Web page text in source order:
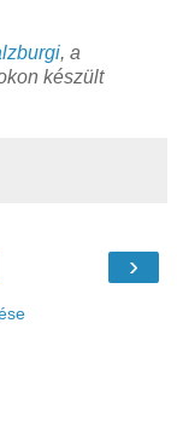
, a
készült
›